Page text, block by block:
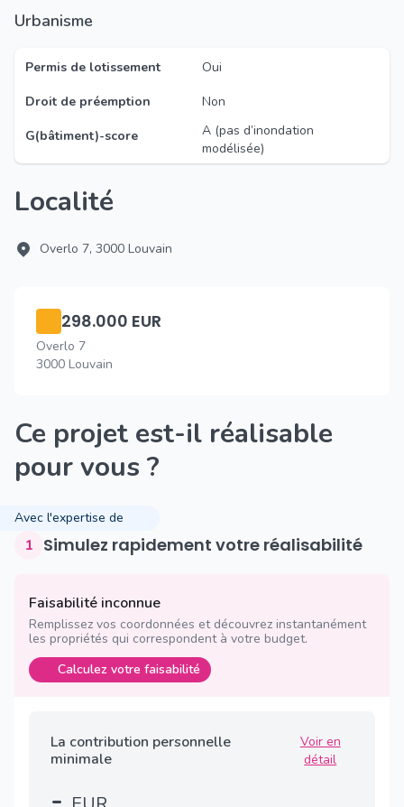
Urbanisme
Permis de lotissement
Oui
Droit de préemption
Non
G(bâtiment)-score
A (pas d’inondation
modélisée)
Localité
Overlo 7, 3000 Louvain
298.000 EUR
Overlo 7
3000 Louvain
Ce projet est-il réalisable
pour vous ?
Avec l'expertise de
1 Simulez rapidement votre réalisabilité
Faisabilité inconnue
Remplissez vos coordonnées et découvrez instantanément
les propriétés qui correspondent à votre budget.
Calculez votre faisabilité
La contribution personnelle
minimale
Voir en
détail